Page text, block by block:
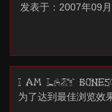
发表于：2007年09
I am LAZY
为了达到最佳浏览效